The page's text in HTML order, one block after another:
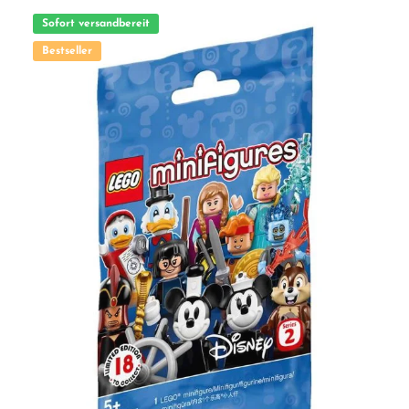
Sofort versandbereit
Bestseller